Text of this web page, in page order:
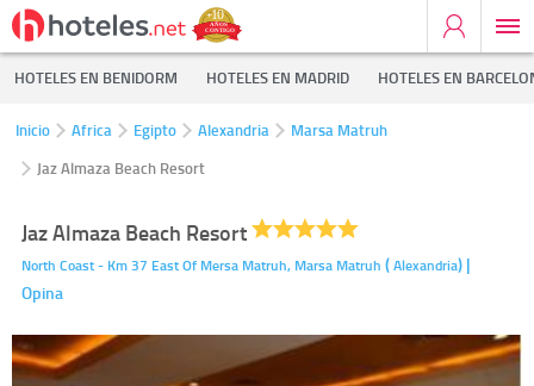
HOTELES EN BENIDORM HOTELES EN MADRID HOTELES EN
Inicio Africa Egipto Alexandria
Marsa Matruh
Jaz Almaza Beach Resort
Jaz Almaza Beach Resort
North Coast - Km 37 East Of Mersa Matruh, Marsa Matruh (Alexandria) |
Opina